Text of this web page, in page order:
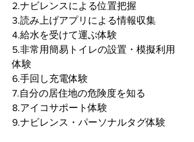
2.ナビレンスによる位置把握
3.読み上げアプリによる情報収集
4.給水を受けて運ぶ体験
5.非常用簡易トイレの設置・模擬利用
体験
6.手回し充電体験
7.自分の居住地の危険度を知る
8.アイコサポート体験
9.ナビレンス・パーソナルタグ体験